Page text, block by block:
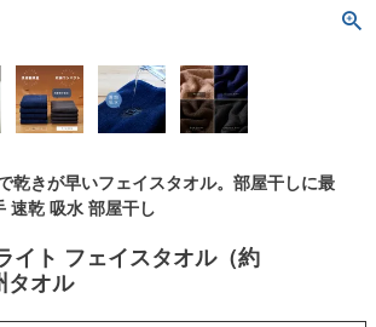
乾きが早いフェイスタオル。部屋干しに最
速乾 吸水 部屋干し
イト フェイスタオル（約
タオル